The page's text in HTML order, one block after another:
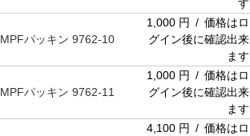
す
MPFパッキン 9762-10
1,000 円 / 価格はロ
グイン後に確認出来
ます
MPFパッキン 9762-11
1,000 円 / 価格はロ
グイン後に確認出来
ます
4,100 円 / 価格はロ